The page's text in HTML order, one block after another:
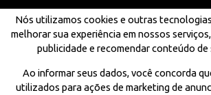
Nós utilizamos cookies e outras
melhorar sua experiência em nossos
publicidade e recomendar conteúdo de
Ao informar seus dados, você concorda
utilizados para ações de marketing de